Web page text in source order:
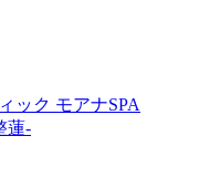
ック モアナSPA
蓮-